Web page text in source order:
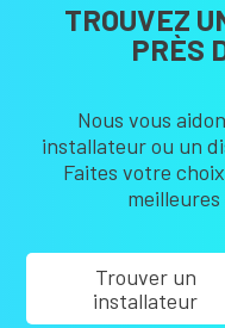
TROUVEZ
PRÈS
Nous vous
installateur ou un
Faites votre
Trouver un
installateur